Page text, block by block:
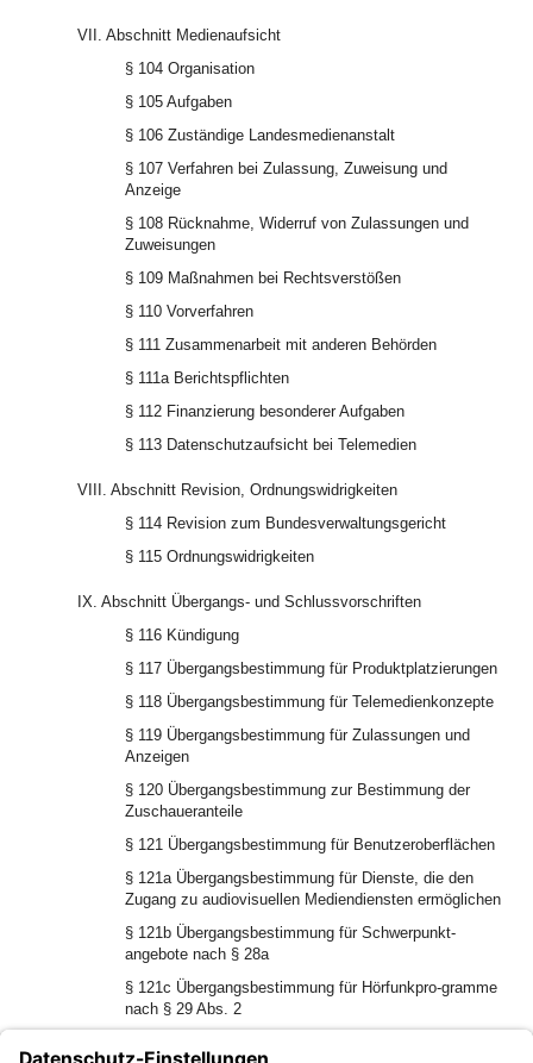
VII. Abschnitt Medienaufsicht
§ 104 Organisation
§ 105 Aufgaben
§ 106 Zuständige Landesmedienanstalt
§ 107 Verfahren bei Zulassung, Zuweisung und
Anzeige
§ 108 Rücknahme, Widerruf von Zulassungen und
Zuweisungen
§ 109 Maßnahmen bei Rechtsverstößen
§ 110 Vorverfahren
§ 111 Zusammenarbeit mit anderen Behörden
§ 111a Berichtspflichten
§ 112 Finanzierung besonderer Aufgaben
§ 113 Datenschutzaufsicht bei Telemedien
VIII. Abschnitt Revision, Ordnungswidrigkeiten
§ 114 Revision zum Bundesverwaltungsgericht
§ 115 Ordnungswidrigkeiten
IX. Abschnitt Übergangs- und Schlussvorschriften
§ 116 Kündigung
§ 117 Übergangsbestimmung für Produktplatzierungen
§ 118 Übergangsbestimmung für Telemedienkonzepte
§ 119 Übergangsbestimmung für Zulassungen und
Anzeigen
§ 120 Übergangsbestimmung zur Bestimmung der
Zuschaueranteile
§ 121 Übergangsbestimmung für Benutzeroberflächen
§ 121a Übergangsbestimmung für Dienste, die den
Zugang zu audiovisuellen Mediendiensten ermöglichen
§ 121b Übergangsbestimmung für Schwerpunkt-
angebote nach § 28a
§ 121c Übergangsbestimmung für Hörfunkpro-gramme
nach § 29 Abs. 2